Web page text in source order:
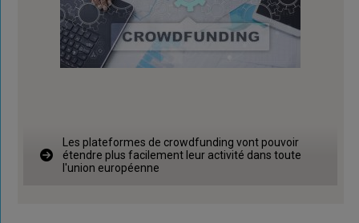
Les plateformes de crowdfunding vont pouvoir
étendre plus facilement leur activité dans toute
l'union européenne